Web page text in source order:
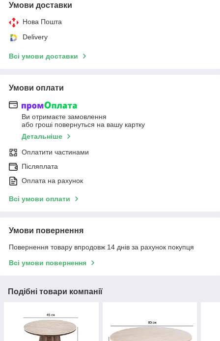
Умови доставки
Нова Пошта
Delivery
Всі умови доставки
Умови оплати
Ви отримаєте замовлення
або гроші повернуться на вашу картку
Детальніше
Оплатити частинами
Післяплата
Оплата на рахунок
Всі умови оплати
Умови повернення
Повернення товару впродовж 14 днів за рахунок покупця
Всі умови повернення
Подібні товари компанії